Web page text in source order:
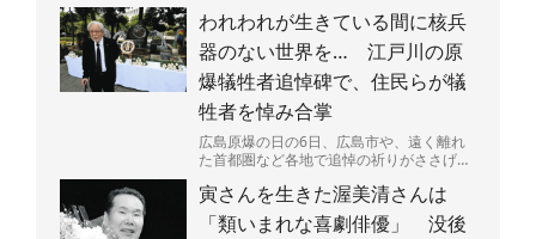
ている。内戦が続くミ...
われわれが生きている間に核兵
器のない世界を… 江戸川の原
爆犠牲者追悼碑で、住民らが犠
牲者を悼み合掌
広島原爆の日の6日、広島市や、遠く離れ
た首都圏など各地で追悼の祈りがささげら
海にした原爆投下から...
寅さんを生きた渥美清さんは
「類いまれな喜劇俳優」 没後